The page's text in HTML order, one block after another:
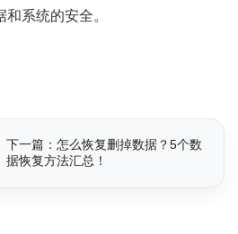
系统的安全。
下一篇：怎么恢复删掉数据？5个数
据恢复方法汇总！